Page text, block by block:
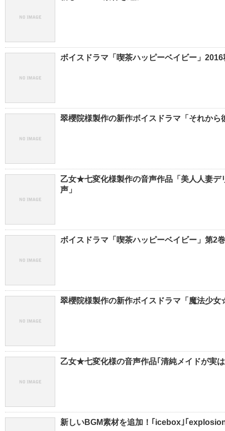
ボイスドラマ「喫茶ハッピーベイビー」
翠櫻院様製作の新作ボイスドラマ「それか
乙女★七変化様製作の音声作品「美人人妻デ
声」
ボイスドラマ「喫茶ハッピーベイビー」第2
翠櫻院様製作の新作ボイスドラマ「魔法少
乙女★七変化様の音声作品｢清純メイドが実
新しいBGM素材を追加！｢icebox｣｢